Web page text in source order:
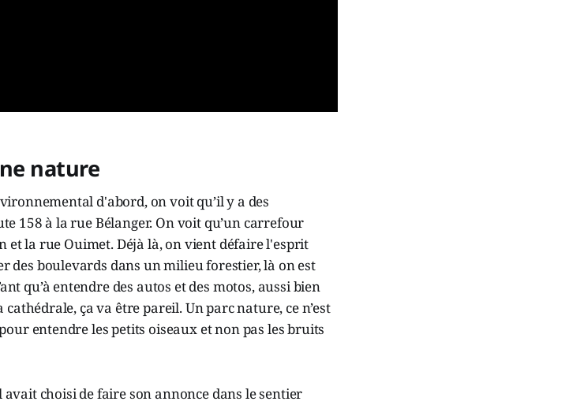
nature
d'abord, on voit qu’il y a des
158 à la rue Bélanger. On voit qu’un carrefour
la rue Ouimet. Déjà là, on vient défaire l'esprit
des boulevards dans un milieu forestier, là on est
qu’à entendre des autos et des motos, aussi bien
ça va être pareil. Un parc nature, ce n’est
entendre les petits oiseaux et non pas les bruits
choisi de faire son annonce dans le sentier